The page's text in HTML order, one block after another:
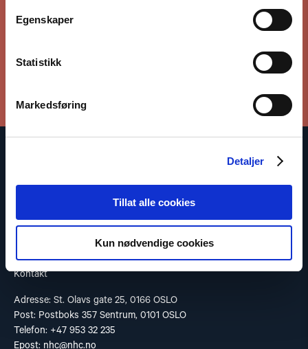
Egenskaper
Statistikk
Markedsføring
Detaljer
Tillat alle cookies
Kun nødvendige cookies
Hold deg oppdatert på vårt arbeid
Den norske Helsingforskomité baserer sitt arbeid på
menneskerettighetene er avgjørende for å bevare fred og
Les vår Personvernerklæring
Kontakt
Adresse: St. Olavs gate 25, 0166 OSLO
Post: Postboks 357 Sentrum, 0101 OSLO
Telefon: +47 953 32 235
Epost: nhc@nhc.no